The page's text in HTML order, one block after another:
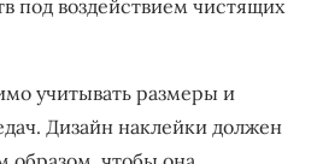
под воздействием чистящих
учитывать размеры и
Дизайн наклейки должен